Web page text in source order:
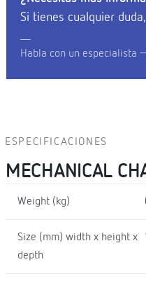
Si tienes cualquier
Habla con un especialista
ESPECIFICACIONES
MECHANICAL
Weight (kg)
Size (mm) width x height x
depth